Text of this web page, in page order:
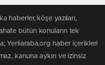
haberler, köşe yazıları,
bütün konuların tek
Yerliaraba.org haber içerikleri
kanuna aykırı ve izinsiz